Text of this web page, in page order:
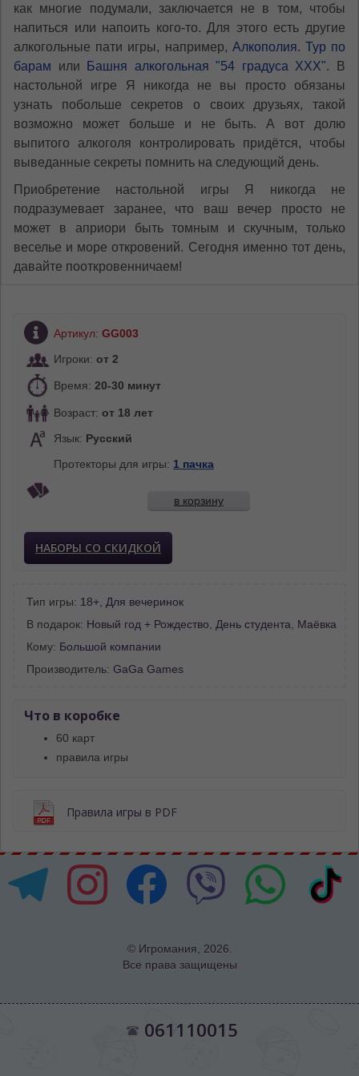
как многие подумали, заключается не в том, чтобы
напиться или напоить кого-то. Для этого есть другие
алкогольные пати игры, например, Алкополия. Тур по
барам или Башня алкогольная "54 градуса XXX". В
настольной игре Я никогда не вы просто обязаны
узнать побольше секретов о своих друзьях, такой
возможно может больше и не быть. А вот долю
выпитого алкоголя контролировать придётся, чтобы
выведанные секреты помнить на следующий день.
Приобретение настольной игры Я никогда не
подразумевает заранее, что ваш вечер просто не
может в априори быть томным и скучным, только
веселье и море откровений. Сегодня именно тот день,
давайте пооткровенничаем!
Артикул: GG003
Игроки: от 2
Время: 20-30 минут
Возраст: от 18 лет
Язык: Русский
Протекторы для игры: 1 пачка
в корзину
НАБОРЫ СО СКИДКОЙ
Тип игры: 18+ Для вечеринок
В подарок: Новый год + Рождество День студента
Маёвка
Кому: Большой компании
Производитель: GaGa Games
Что в коробке
60 карт
правила игры
Правила игры в PDF
© Игромания, 2026.
Все права защищены
061110015